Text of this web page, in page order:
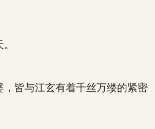
皆与江玄有着千丝万缕的紧密